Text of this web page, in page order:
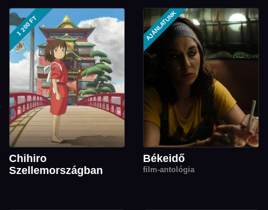
1 200 FT
Chihiro
Szellemországban
AJÁNLATUNK
Békeidő
film-antológia